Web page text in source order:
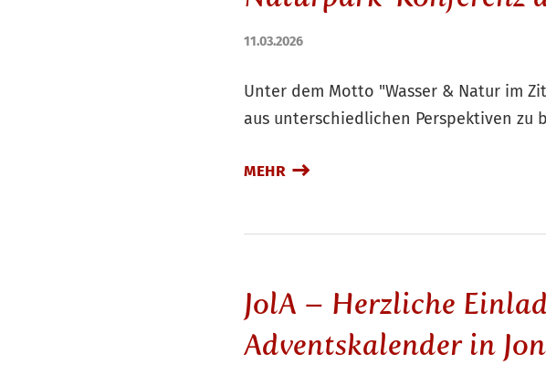
11.03.2026
Unter dem Motto "Wasser & Natur im
aus unterschiedlichen Perspektiven zu
MEHR
JolA – Herzliche
Adventskalender in